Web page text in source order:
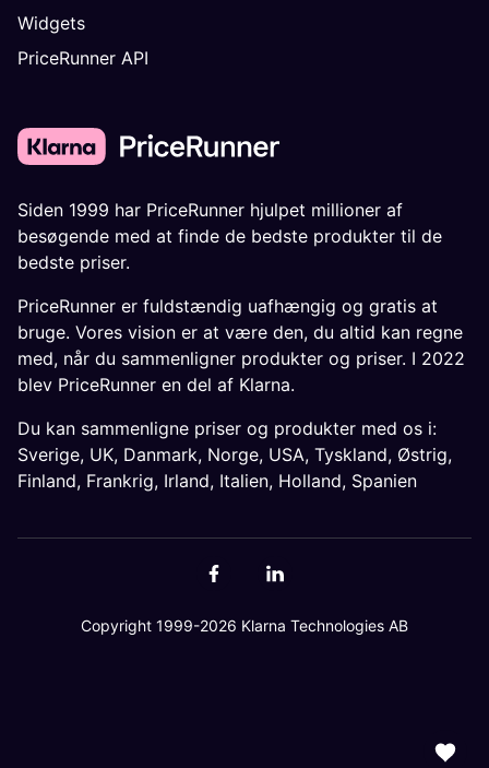
Widgets
PriceRunner API
Siden 1999 har PriceRunner hjulpet millioner af
besøgende med at finde de bedste produkter til de
bedste priser.
PriceRunner er fuldstændig uafhængig og gratis at
bruge. Vores vision er at være den, du altid kan regne
med, når du sammenligner produkter og priser. I 2022
blev PriceRunner en del af Klarna.
Du kan sammenligne priser og produkter med os i:
Sverige, UK, Danmark, Norge, USA, Tyskland, Østrig,
Finland, Frankrig, Irland, Italien, Holland, Spanien
Copyright 1999-2026 Klarna Technologies AB